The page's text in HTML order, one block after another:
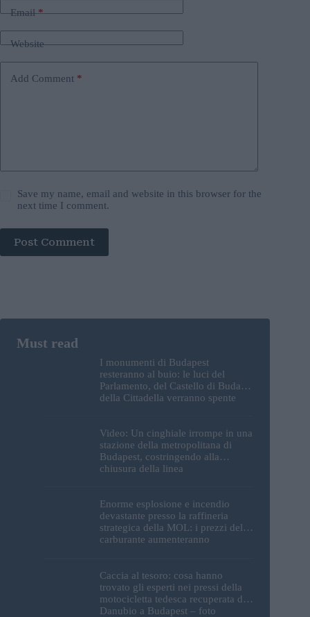
Email*
Website
Add Comment *
Save my name, email and website in this browser for the
next time I comment.
Post Comment
I monumenti di Budapest
resteranno al buio: le luci del
Parlamento, del Castello di Buda e
della Cittadella verranno spente
Video: Un cinghiale irrompe in una
stazione della metropolitana di
Budapest, costringendo alla
chiusura della linea
Enorme esplosione e incendio
devastante presso la raffineria
strategica della MOL: i prezzi del
carburante aumenteranno
Caccia al tesoro: cosa hanno
trovato gli esperti nei pressi della
motocicletta tedesca recuperata dal
Danubio a Budapest – foto